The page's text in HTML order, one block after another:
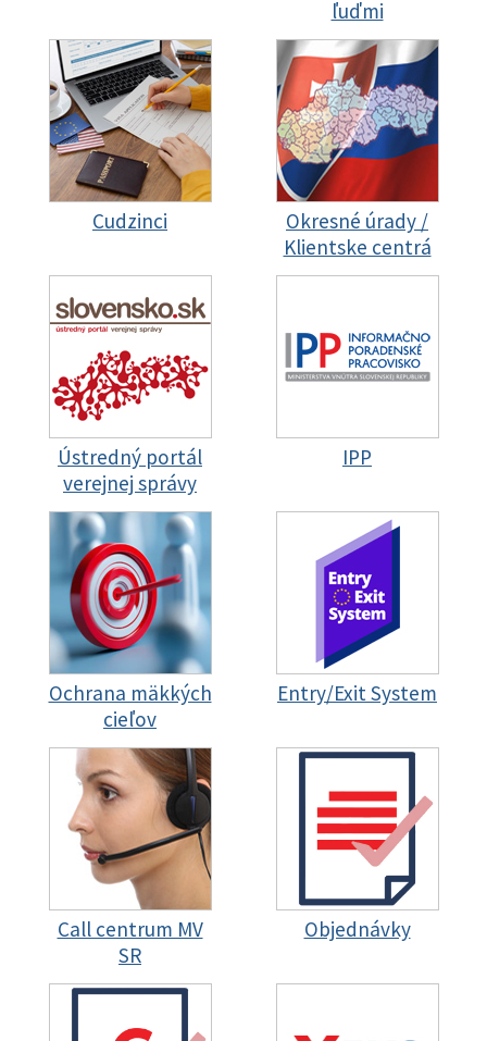
ľuďmi
Cudzinci
Okresné úrady /
Klientske centrá
Ústredný portál
verejnej správy
IPP
Ochrana mäkkých
cieľov
Entry/Exit System
Call centrum MV
SR
Objednávky